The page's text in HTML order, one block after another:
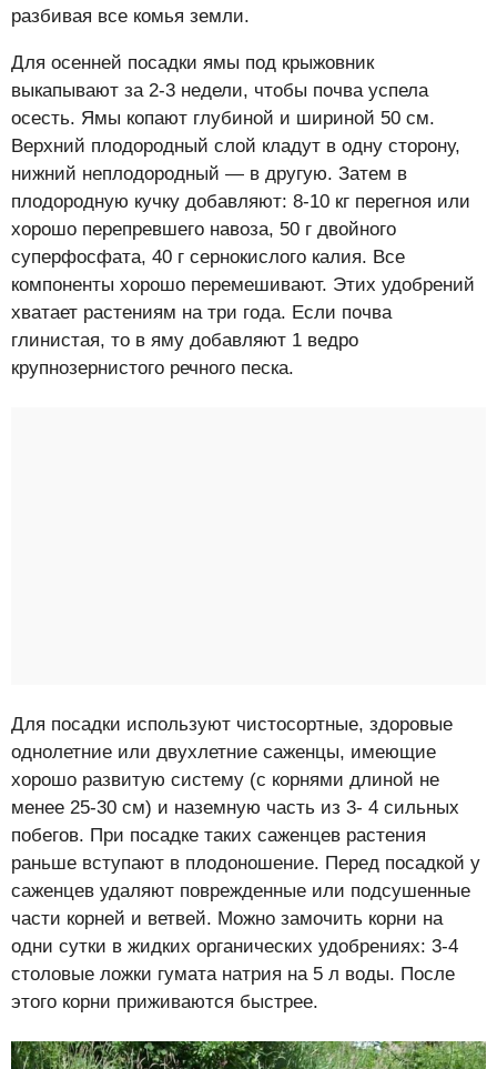
разбивая все комья земли.
Для осенней посадки ямы под крыжовник
выкапывают за 2-3 недели, чтобы почва успела
осесть. Ямы копают глубиной и шириной 50 см.
Верхний плодородный слой кладут в одну сторону,
нижний неплодородный — в другую. Затем в
плодородную кучку добавляют: 8-10 кг перегноя или
хорошо перепревшего навоза, 50 г двойного
суперфосфата, 40 г сернокислого калия. Все
компоненты хорошо перемешивают. Этих удобрений
хватает растениям на три года. Если почва
глинистая, то в яму добавляют 1 ведро
крупнозернистого речного песка.
Для посадки используют чистосортные, здоровые
однолетние или двухлетние саженцы, имеющие
хорошо развитую систему (с корнями длиной не
менее 25-30 см) и наземную часть из 3- 4 сильных
побегов. При посадке таких саженцев растения
раньше вступают в плодоношение. Перед посадкой у
саженцев удаляют поврежденные или подсушенные
части корней и ветвей. Можно замочить корни на
одни сутки в жидких органических удобрениях: 3-4
столовые ложки гумата натрия на 5 л воды. После
этого корни приживаются быстрее.